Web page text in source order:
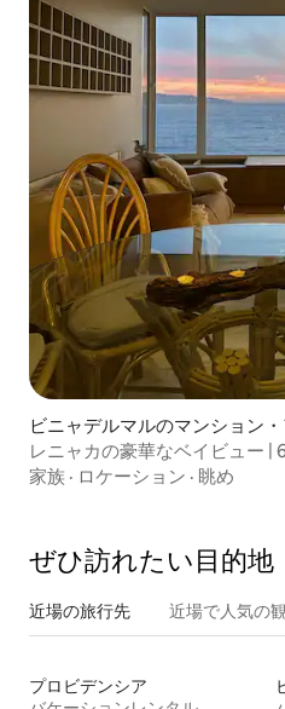
ビニャデルマルのマンション
レニャカの豪華なベイビュー |
家族 · ロケーション · 眺め
ぜひ訪⁠れ⁠た⁠い目⁠的⁠地
近場の旅行先 近場で人気の
プロビデンシア